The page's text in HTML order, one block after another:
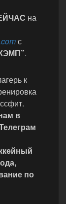
на
с
.
к
в
по